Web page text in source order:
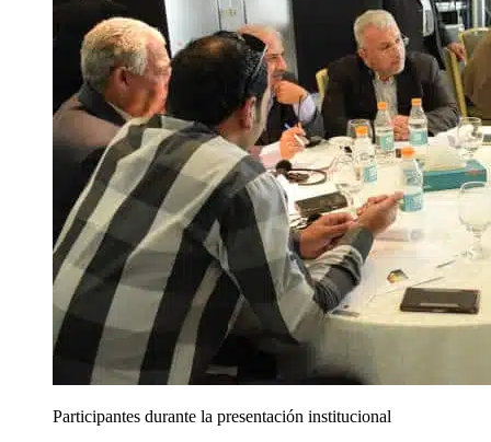
Participantes durante la presentación institucional